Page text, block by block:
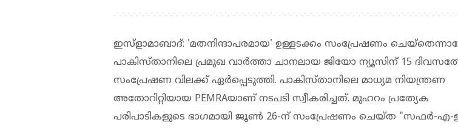
ഇസ്‌ളാമാബാദ്: 'മതനിന്ദാപരമായ' ഉള്ളടക്കം സംപ്രേഷണം
പാകിസ്താനിലെ പ്രമുഖ വാർത്താ ചാനലായ ജിയോ ന്യൂസിന് 15
സംപ്രേഷണ വിലക്ക് ഏർപ്പെടുത്തി. പാകിസ്താനിലെ മാധ്യമ നിയന്ത്രണ
അതോറിറ്റിയായ PEMRAയാണ് നടപടി സ്വീകരിച്ചത്. മുഹറം പ്രത്യേക
പരിപാടികളുടെ ഭാഗമായി ജൂൺ 26-ന് സംപ്രേഷണം ചെയ്ത "സഫർ-